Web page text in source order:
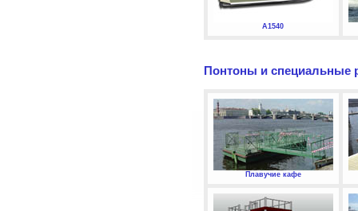
А1540
Понтоны и специальные
Плавучие кафе